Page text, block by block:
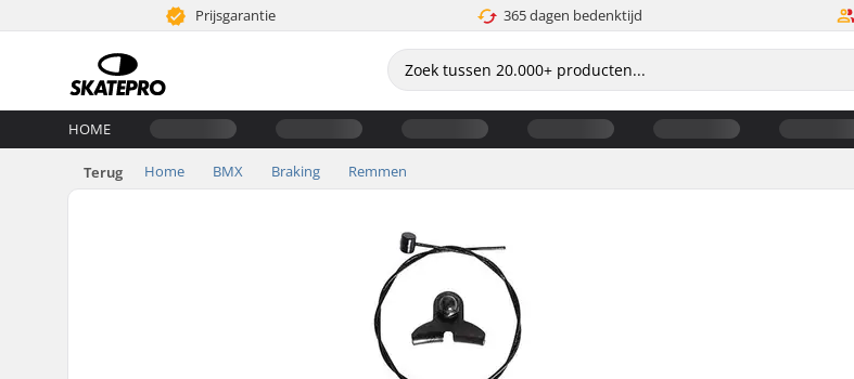
Prijsgarantie 365 dagen bedenktijd
HOME
Terug Home BMX Braking Remmen